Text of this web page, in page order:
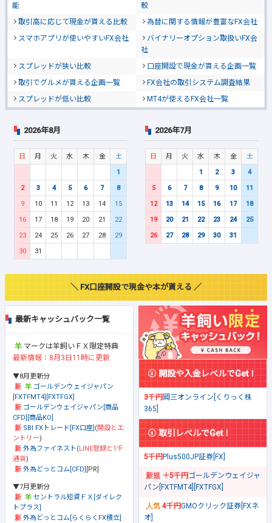
能
較
取引高に応じて現金が貰える比較
為替に関する情報が豊富なFX会社
スマホアプリが使いやすいFX会社
バイナリーオプション取扱いFX会
社
スプレッドが狭い比較
口座開設で現金が貰える企画一覧
取引でグルメが貰える企画一覧
FX会社の取引システム調査結果
スプレッドが低い比較
MT4が使えるFX会社一覧
2026年8月
日 月 火 水 木 金
土
1
2
3 4 5 6 7
8
9
10 11 12 13 14
15
16
17 18 19 20 21
22
23
24 25 26 27 28
29
30
31
2026年7月
日 月 火 水 木 金
土
1
2 3
4
5
6 7 8 9 10
11
12
13 14 15 16 17
18
19
20 21 22 23 24
25
26
27 28 29 30 31
＼ FX口座開設で現金や本が貰える ／
最新キャッシュバック一覧
マークは羊飼いＦＸ限定特典
最新情報：8月3日11時に更新
▼8月更新分
ゴールデンウェイジャパン
[FXTFMT4][FXTFGX]
ゴールデンウェイジャパン[商品
CFD][商品KO]
SBI FXトレード[FX口座] (開設とエ
ントリー)
外為ファイネスト(LINE登録と1千
通貨)
外為どっとコム[CFD] [PR]
▼7月更新分
セントラル短資ＦＸ[ダイレク
トプラス]
外為どっとコム[らくらくFX積立]
開設や入金レベルでGet！
3千円岡三オンライン[くりっく株
365]
取引レベルでGet！
5千円Plus500JP証券[FX]
＋5千円ゴールデンウェイジャ
パン[FXTFMT4][FXTFGX]
4千円GMOクリック証券[FXネ
オ]